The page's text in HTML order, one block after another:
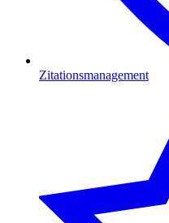
Zitationsmanagement